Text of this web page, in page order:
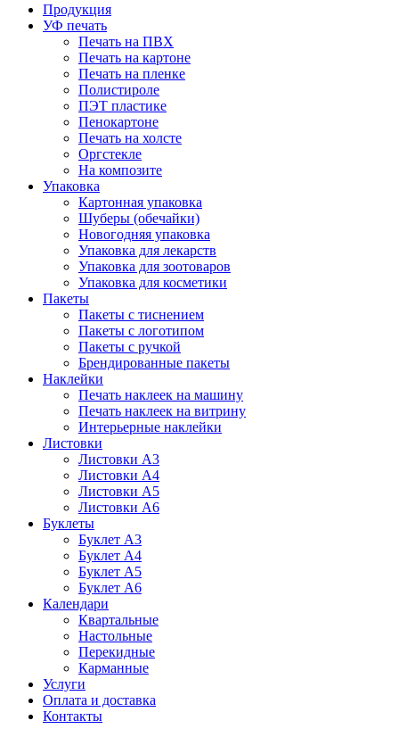
Продукция
УФ печать
Печать на ПВХ
Печать на картоне
Печать на пленке
Полистироле
ПЭТ пластике
Пенокартоне
Печать на холсте
Оргстекле
На композите
Упаковка
Картонная упаковка
Шуберы (обечайки)
Новогодняя упаковка
Упаковка для лекарств
Упаковка для зоотоваров
Упаковка для косметики
Пакеты
Пакеты с тиснением
Пакеты с логотипом
Пакеты с ручкой
Брендированные пакеты
Наклейки
Печать наклеек на машину
Печать наклеек на витрину
Интерьерные наклейки
Листовки
Листовки А3
Листовки А4
Листовки А5
Листовки А6
Буклеты
Буклет А3
Буклет А4
Буклет А5
Буклет А6
Календари
Квартальные
Настольные
Перекидные
Карманные
Услуги
Оплата и доставка
Контакты